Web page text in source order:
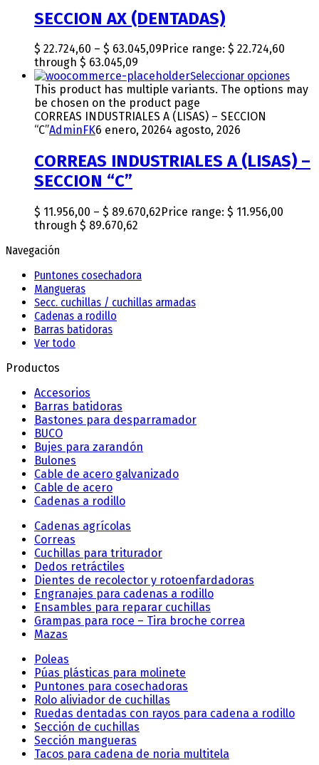
SECCION AX (DENTADAS)
$ 22.724,60 – $ 63.045,09 Price range: $ 22.724,60
through $ 63.045,09
Seleccionar opciones
This product has multiple variants. The options may
be chosen on the product page
CORREAS INDUSTRIALES A (LISAS) – SECCION
“C”AdminFK6 enero, 20264 agosto, 2026
CORREAS INDUSTRIALES A (LISAS) –
SECCION “C”
$ 11.956,00 – $ 89.670,62 Price range: $ 11.956,00
through $ 89.670,62
Navegación
Puntones cosechadora
Mangueras
Secc. cuchillas / cuchillas armadas
Cadenas a rodillo
Barras batidoras
Ver todo
Productos
Accesorios
Barras batidoras
Bastones para desparramador
BUCO
Bujes para zarandón
Bulones
Cable de acero galvanizado
Cable de acero
Cadenas a rodillo
Cadenas agrícolas
Correas
Cuchillas para triturador
Dedos retráctiles
Dientes de recolector y rotoenfardadoras
Engranajes para cadenas a rodillo
Ensambles para reparar cuchillas
Grampas para roce – Tira broche correa
Mazas
Poleas
Púas plásticas para molinete
Puntones para cosechadoras
Rolo aliviador de cuchillas
Ruedas dentadas con rayos para cadena a rodillo
Sección de cuchillas
Sección mangueras
Tacos para cadena de noria multitela